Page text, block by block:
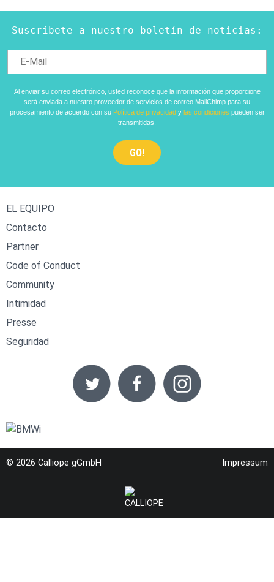
Suscríbete a nuestro boletín de noticias:
Al enviar su correo electrónico, usted reconoce que la información que proporcione
será enviada a nuestro proveedor de servicios de correo MailChimp para su
procesamiento de acuerdo con su Política de privacidady las condiciones pueden ser
transmitidas.
EL EQUIPO
Contacto
Partner
Code of Conduct
Community
Intimidad
Presse
Seguridad
© 2026 Calliope gGmbH Impressum